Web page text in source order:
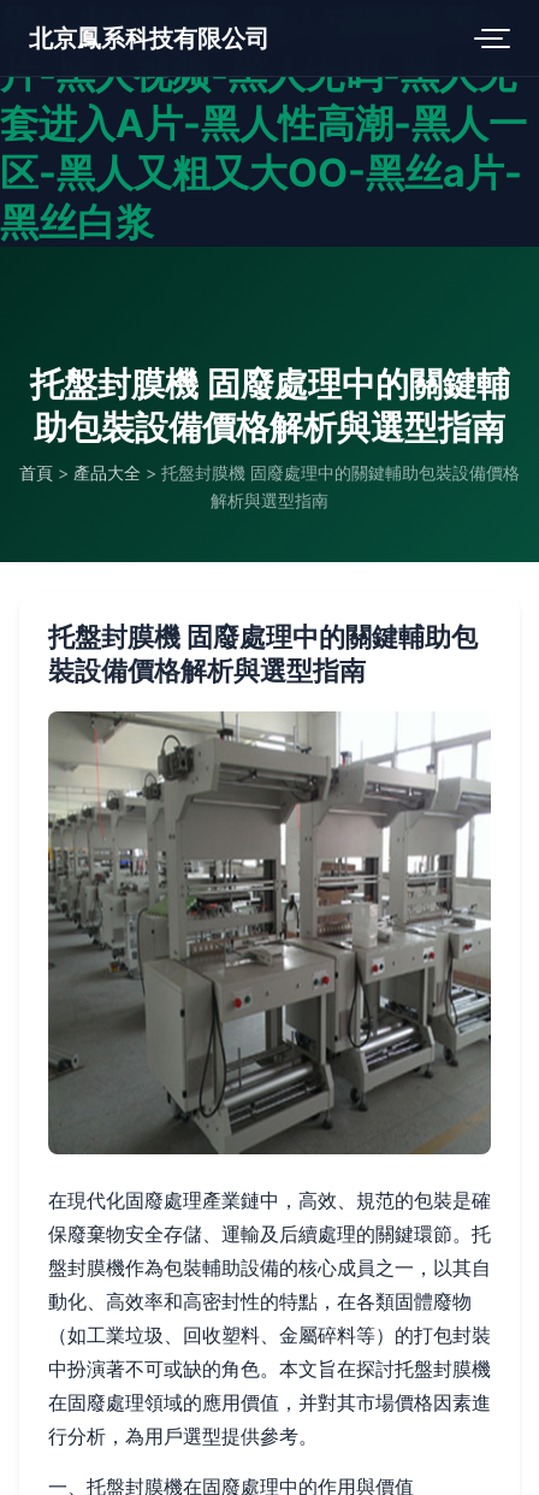
黑人老外深喉-黑人破苞疼哭A
片-黑人视频-黑人无码-黑人无
套进入A片-黑人性高潮-黑人一
区-黑人又粗又大OO-黑丝a片-
黑丝白浆
北京鳳系科技有限公司
托盤封膜機 固廢處理中的關鍵輔
助包裝設備價格解析與選型指南
首頁 > 產品大全 > 托盤封膜機 固廢處理中的關鍵輔助包裝設備價格
解析與選型指南
托盤封膜機 固廢處理中的關鍵輔助包
裝設備價格解析與選型指南
在現代化固廢處理產業鏈中，高效、規范的包裝是確
保廢棄物安全存儲、運輸及后續處理的關鍵環節。托
盤封膜機作為包裝輔助設備的核心成員之一，以其自
動化、高效率和高密封性的特點，在各類固體廢物
（如工業垃圾、回收塑料、金屬碎料等）的打包封裝
中扮演著不可或缺的角色。本文旨在探討托盤封膜機
在固廢處理領域的應用價值，并對其市場價格因素進
行分析，為用戶選型提供參考。
一、托盤封膜機在固廢處理中的作用與價值